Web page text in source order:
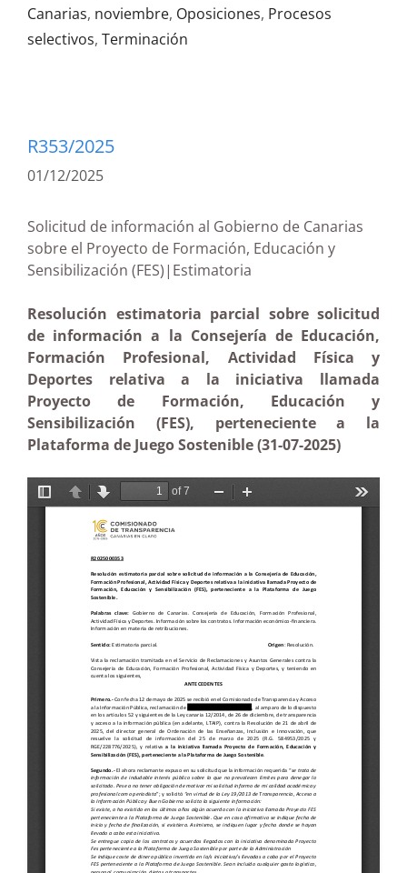
Canarias, noviembre, Oposiciones, Procesos
selectivos, Terminación
R353/2025
01/12/2025
Solicitud de información al Gobierno de Canarias
sobre el Proyecto de Formación, Educación y
Sensibilización (FES)|Estimatoria
Resolución estimatoria parcial sobre solicitud
de información a la Consejería de Educación,
Formación Profesional, Actividad Física y
Deportes relativa a la iniciativa llamada
Proyecto de Formación, Educación y
Sensibilización (FES), perteneciente a la
Plataforma de Juego Sostenible (31-07-2025)